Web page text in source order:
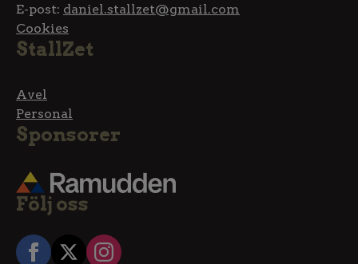
E-post: daniel.stallzet@gmail.com
Cookies
StallZet
Avel
Personal
Sponsorer
Följ oss